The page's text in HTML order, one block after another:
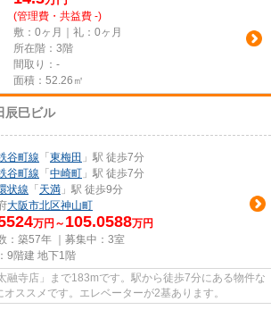
(管理費・共益費 -)
敷：0ヶ月｜礼：0ヶ月
所在階：3階
間取り：-
面積：52.26㎡
辰巳ビル
谷町線 「 東梅田 」駅 徒歩7分
谷町線 「 中崎町 」駅 徒歩7分
状線 「 天満 」駅 徒歩9分
大阪市北区神山町
万円～ 105.0588万円
：築57年 ｜募集中： 3室
9階建 地下1階
融寺店」まで183mです。駅から徒歩7分にある物件な
ススメです。エレベーターが2基あります。